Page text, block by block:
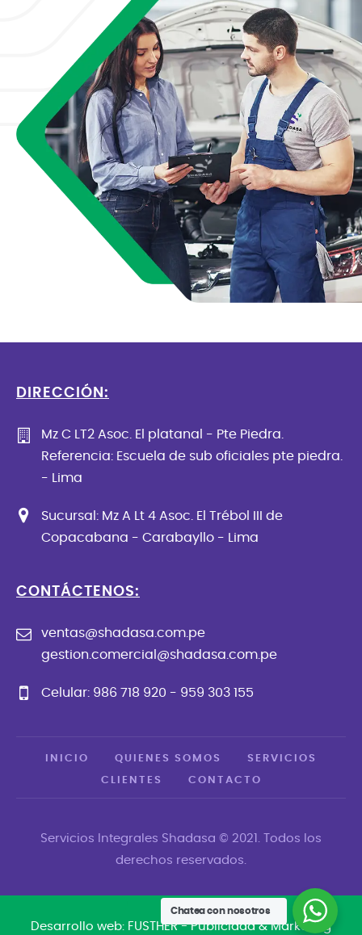
DIRECCIÓN:
Mz C LT2 Asoc. El platanal - Pte Piedra.
Referencia: Escuela de sub oficiales pte piedra.
- Lima
Sucursal: Mz A Lt 4 Asoc. El Trébol III de
Copacabana - Carabayllo - Lima
CONTÁCTENOS:
ventas@shadasa.com.pe
gestion.comercial@shadasa.com.pe
Celular: 986 718 920 - 959 303 155
INICIO QUIENES SOMOS SERVICIOS
CLIENTES CONTACTO
Servicios Integrales Shadasa © 2021. Todos los
derechos reservados.
Desarrollo web: FUSTHER - Publicidad & Marketing
Chatea con nosotros